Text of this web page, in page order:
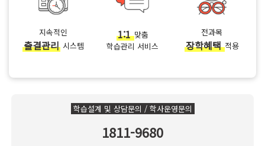
지속적인
출결관리시스템
1:1맞춤
학습관리 서비스
전과목
장학혜택적용
학습설계 및 상담문의 / 학사운영문의
1811-9680